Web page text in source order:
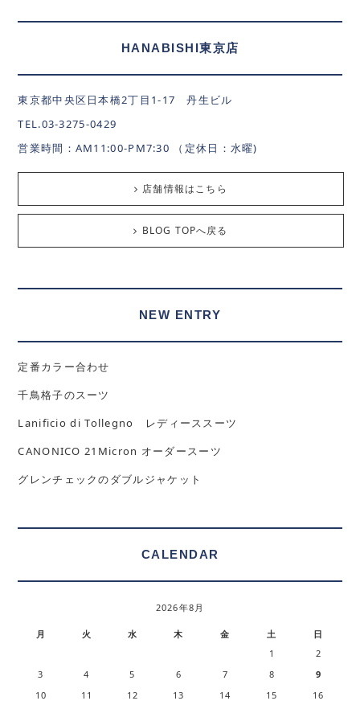
HANABISHI東京店
東京都中央区日本橋2丁目1-17 丹生ビル
TEL.03-3275-0429
営業時間：AM11:00-PM7:30 （定休日：水曜)
店舗情報はこちら
BLOG TOPへ戻る
NEW ENTRY
定番カラー合わせ
千鳥格子のスーツ
Lanificio di Tollegno レディーススーツ
CANONICO 21Micron オーダースーツ
グレンチェックのダブルジャケット
CALENDAR
2026年8月
月 火 水 木 金 土 日
1
2
3
4 5 6 7 8
9
10
11 12 13 14 15
16